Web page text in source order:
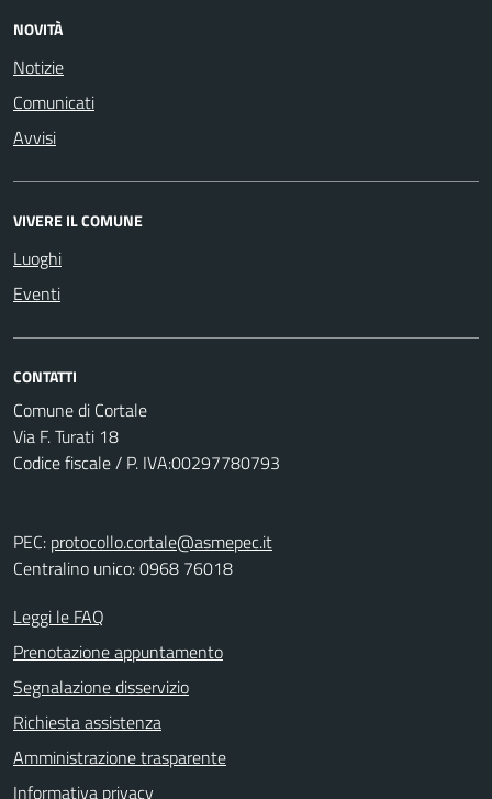
NOVITÀ
Notizie
Comunicati
Avvisi
VIVERE IL COMUNE
Luoghi
Eventi
CONTATTI
Comune di Cortale
Via F. Turati 18
Codice fiscale / P. IVA:00297780793
PEC: protocollo.cortale@asmepec.it
Centralino unico: 0968 76018
Leggi le FAQ
Prenotazione appuntamento
Segnalazione disservizio
Richiesta assistenza
Amministrazione trasparente
Informativa privacy